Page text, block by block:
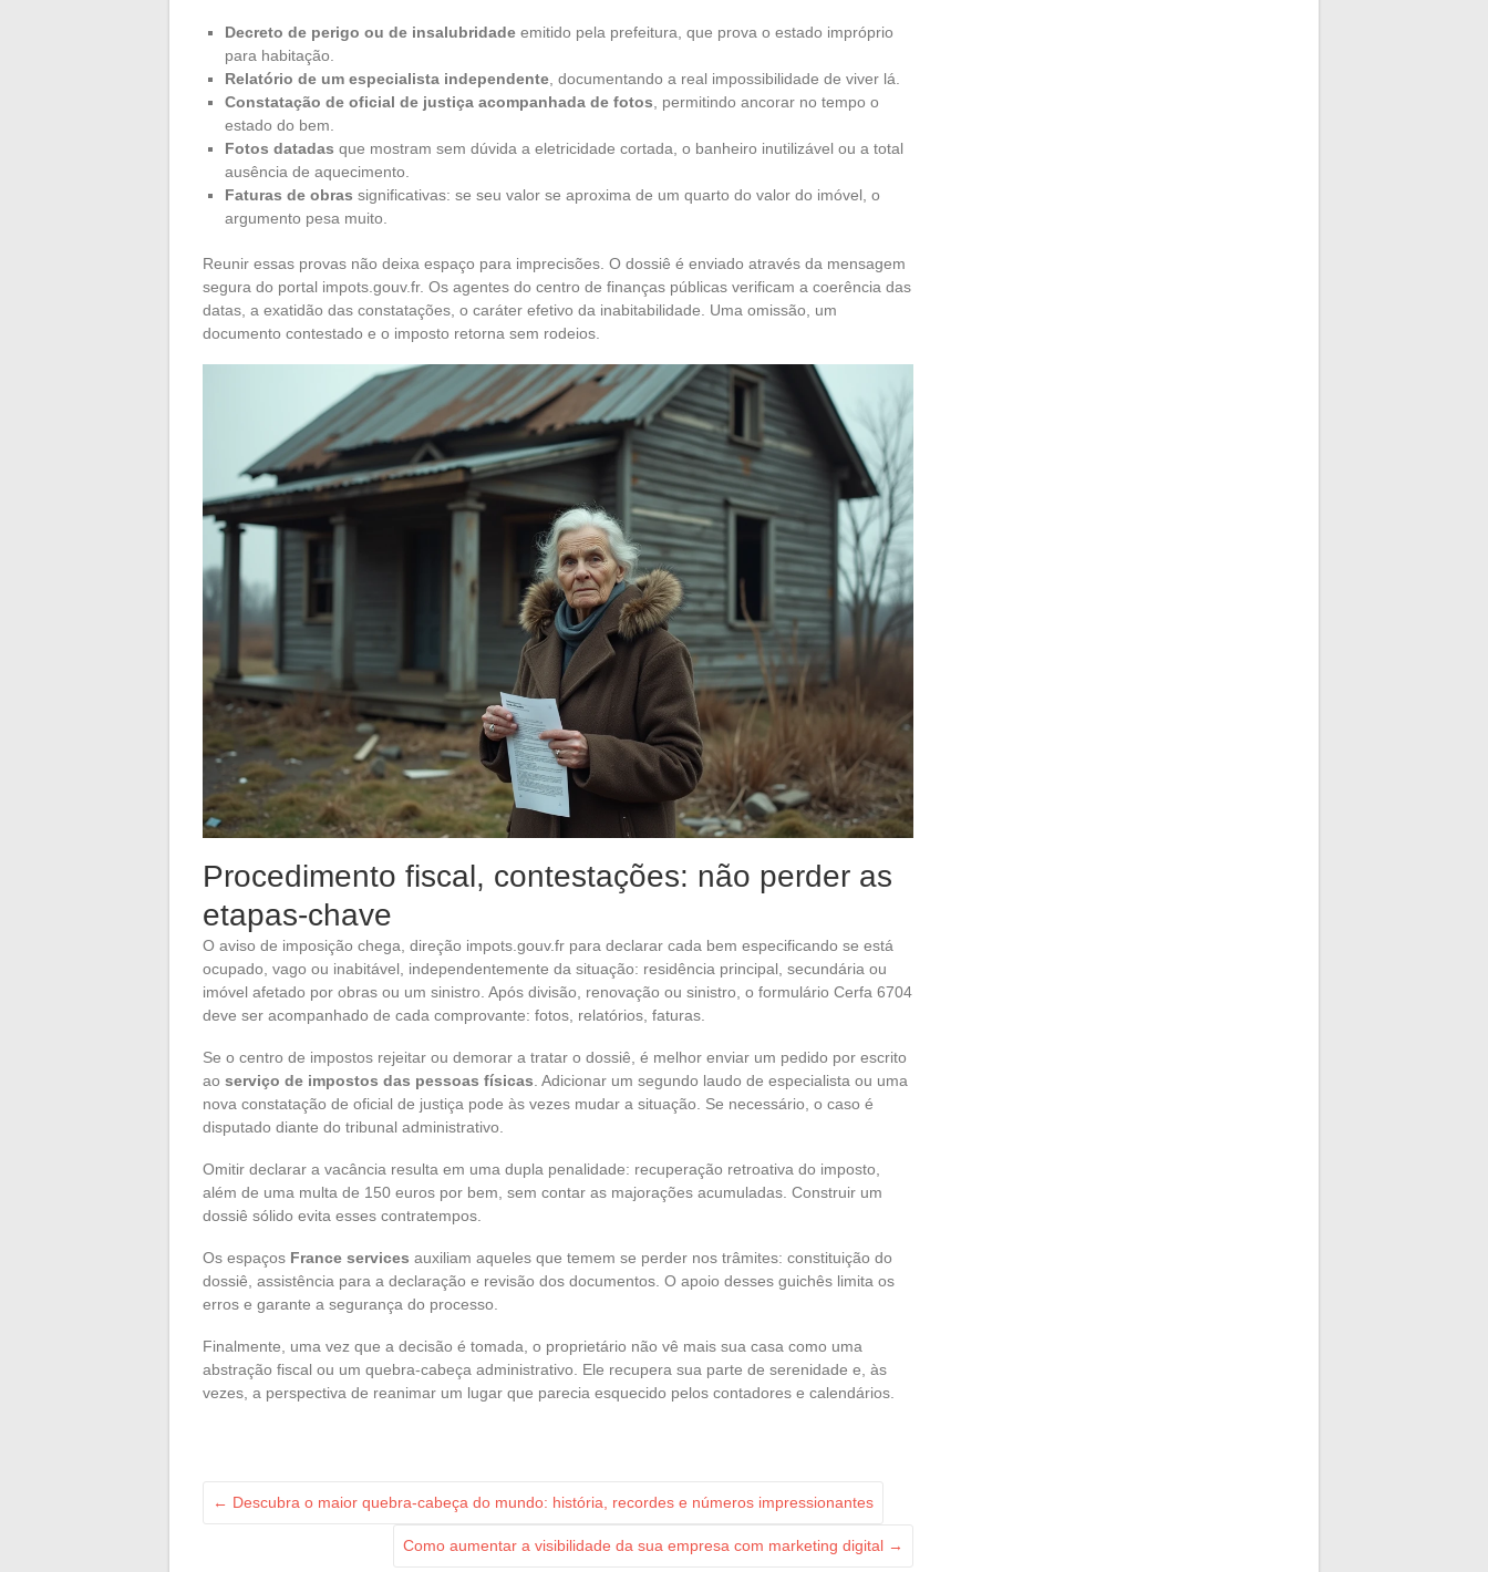
Decreto de perigo ou de insalubridade emitido pela prefeitura, que prova o estado impróprio
para habitação.
Relatório de um especialista independente , documentando a real impossibilidade de viver lá.
Constatação de oficial de justiça acompanhada de fotos , permitindo ancorar no tempo o
estado do bem.
Fotos datadas que mostram sem dúvida a eletricidade cortada, o banheiro inutilizável ou a total
ausência de aquecimento.
Faturas de obras significativas: se seu valor se aproxima de um quarto do valor do imóvel, o
argumento pesa muito.
Reunir essas provas não deixa espaço para imprecisões. O dossiê é enviado através da mensagem
segura do portal impots.gouv.fr. Os agentes do centro de finanças públicas verificam a coerência das
datas, a exatidão das constatações, o caráter efetivo da inabitabilidade. Uma omissão, um
documento contestado e o imposto retorna sem rodeios.
Procedimento fiscal, contestações: não perder as
etapas-chave
O aviso de imposição chega, direção impots.gouv.fr para declarar cada bem especificando se está
ocupado, vago ou inabitável, independentemente da situação: residência principal, secundária ou
imóvel afetado por obras ou um sinistro. Após divisão, renovação ou sinistro, o formulário Cerfa 6704
deve ser acompanhado de cada comprovante: fotos, relatórios, faturas.
Se o centro de impostos rejeitar ou demorar a tratar o dossiê, é melhor enviar um pedido por escrito
ao serviço de impostos das pessoas físicas . Adicionar um segundo laudo de especialista ou uma
nova constatação de oficial de justiça pode às vezes mudar a situação. Se necessário, o caso é
disputado diante do tribunal administrativo.
Omitir declarar a vacância resulta em uma dupla penalidade: recuperação retroativa do imposto,
além de uma multa de 150 euros por bem, sem contar as majorações acumuladas. Construir um
dossiê sólido evita esses contratempos.
Os espaços France services auxiliam aqueles que temem se perder nos trâmites: constituição do
dossiê, assistência para a declaração e revisão dos documentos. O apoio desses guichês limita os
erros e garante a segurança do processo.
Finalmente, uma vez que a decisão é tomada, o proprietário não vê mais sua casa como uma
abstração fiscal ou um quebra-cabeça administrativo. Ele recupera sua parte de serenidade e, às
vezes, a perspectiva de reanimar um lugar que parecia esquecido pelos contadores e calendários.
← Descubra o maior quebra-cabeça do mundo: história, recordes e números impressionantes
Como aumentar a visibilidade da sua empresa com marketing digital →